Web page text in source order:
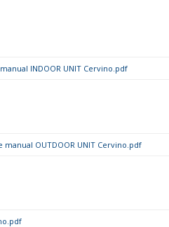
INDOOR UNIT Cervino.pdf
OUTDOOR UNIT Cervino.pdf